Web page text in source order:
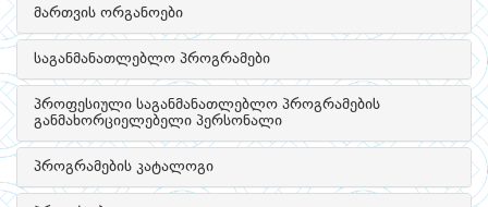
მართვის ორგანოები
საგანმანათლებლო პროგრამები
პროფესიული საგანმანათლებლო პროგრამების
განმახორციელებელი პერსონალი
პროგრამების კატალოგი